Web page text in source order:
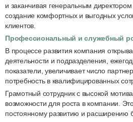
и заканчивая генеральным
создание комфортных и выгодных
клиентов.
Профессиональный и служебный
В процессе развития компания
деятельности и подразделения,
показатели, увеличивает число
потребность в квалифицированных
Грамотный сотрудник с высокой
возможности для роста в компании.
постоянному развитию и расширению